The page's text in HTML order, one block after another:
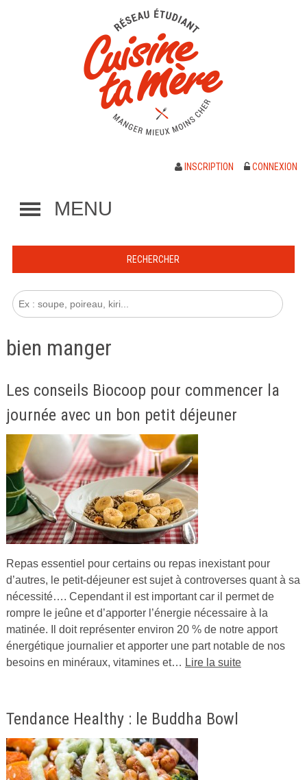
INSCRIPTION CONNEXION
MENU
bien manger
Les conseils Biocoop pour commencer la
journée avec un bon petit déjeuner
Publié
le
8
septembre
2016
par
biocoop
Repas essentiel pour certains ou repas inexistant pour
d’autres, le petit-déjeuner est sujet à controverses quant à sa
nécessité…. Cependant il est important car il permet de
rompre le jeûne et d’apporter l’énergie nécessaire à la
matinée. Il doit représenter environ 20 % de notre apport
énergétique journalier et apporter une part notable de nos
besoins en minéraux, vitamines et… Lire la suite
Tendance Healthy : le Buddha Bowl